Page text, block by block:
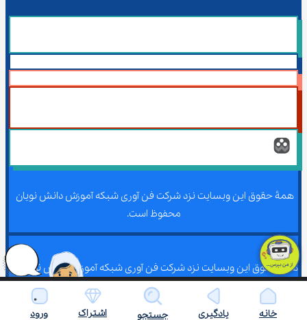
همۀ حقوق این وبسایت نزد شرکت فن آوری شبکه آموزش دانش نویان
محفوظ است.
همۀ حقوق این وبسایت نزد شرکت فن آوری شبکه آموزش دانش نویان
محفوظ است.
خانه یادگیری جستجو اشتراک ورود